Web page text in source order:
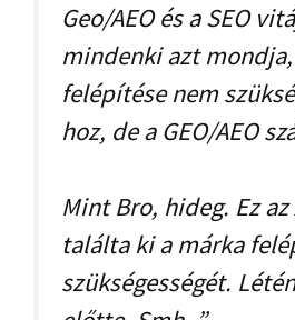
Geo/AEO és a SEO
mindenki azt
felépítése nem
hoz, de a GEO/AEO
Mint Bro, hideg. Ez
találta ki a márka
szükségességét.